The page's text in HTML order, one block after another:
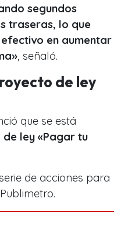
segundos
traseras, lo que
en aumentar
, señaló.
de ley
que se está
ley «Pagar tu
de acciones para